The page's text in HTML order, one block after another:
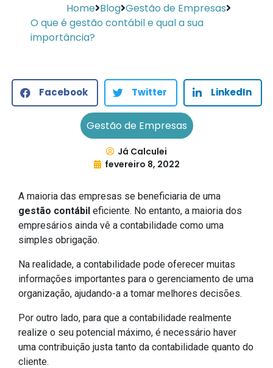
Home Blog Gestão de Empresas
O que é gestão contábil e qual a sua
importância?
Facebook Twitter LinkedIn
Gestão de Empresas
Já Calculei
fevereiro 8, 2022
A maioria das empresas se beneficiaria de uma
gestão contábil eficiente. No entanto, a maioria dos
empresários ainda vê a contabilidade como uma
simples obrigação.
Na realidade, a contabilidade pode oferecer muitas
informações importantes para o gerenciamento de uma
organização, ajudando-a a tomar melhores decisões.
Por outro lado, para que a contabilidade realmente
realize o seu potencial máximo, é necessário haver
uma contribuição justa tanto da contabilidade quanto do
cliente.